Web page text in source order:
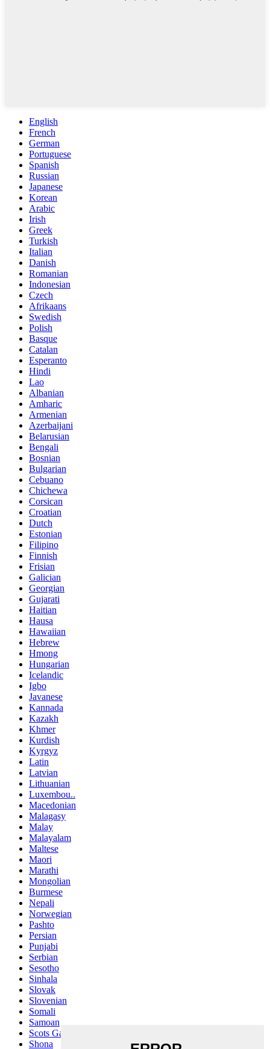
English
French
German
Portuguese
Spanish
Russian
Japanese
Korean
Arabic
Irish
Greek
Turkish
Italian
Danish
Romanian
Indonesian
Czech
Afrikaans
Swedish
Polish
Basque
Catalan
Esperanto
Hindi
Lao
Albanian
Amharic
Armenian
Azerbaijani
Belarusian
Bengali
Bosnian
Bulgarian
Cebuano
Chichewa
Corsican
Croatian
Dutch
Estonian
Filipino
Finnish
Frisian
Galician
Georgian
Gujarati
Haitian
Hausa
Hawaiian
Hebrew
Hmong
Hungarian
Icelandic
Igbo
Javanese
Kannada
Kazakh
Khmer
Kurdish
Kyrgyz
Latin
Latvian
Lithuanian
Luxembou..
Macedonian
Malagasy
Malay
Malayalam
Maltese
Maori
Marathi
Mongolian
Burmese
Nepali
Norwegian
Pashto
Persian
Punjabi
Serbian
Sesotho
Sinhala
Slovak
Slovenian
Somali
Samoan
Scots Gaelic
Shona